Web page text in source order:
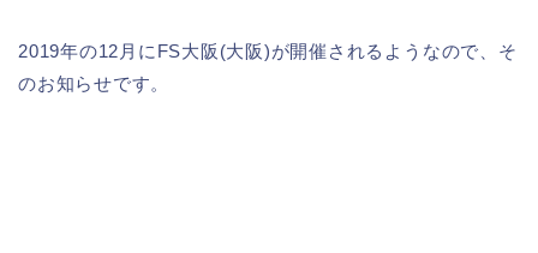
2019年の12月にFS大阪(大阪)が開催されるようなので、そ
のお知らせです。